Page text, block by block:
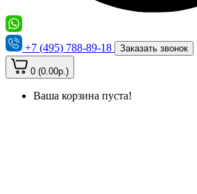
+7 (495) 788-89-18 Заказать звонок
0 (0.00р.)
Ваша корзина пуста!